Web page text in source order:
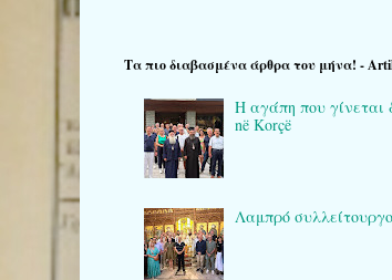
Τα πιο διαβασμένα άρθρα του μήνα! -
Η αγάπη που γίνεται
në Korçë
Λαμπρό